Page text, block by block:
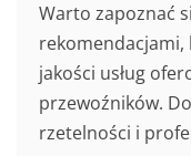
Warto zapoznać
jakości usług
przewoźników.
rzetelności i